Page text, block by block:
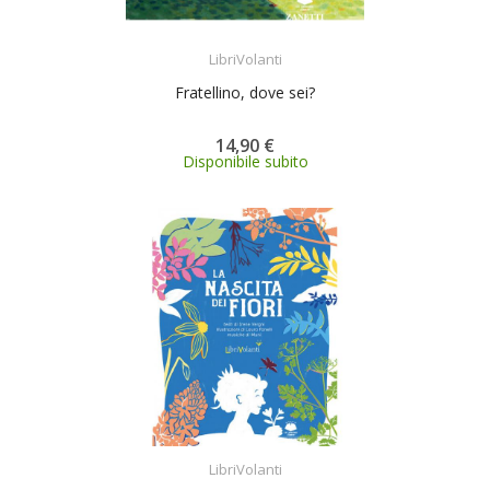
LibriVolanti
Fratellino, dove sei?
14,90 €
Disponibile subito
LibriVolanti